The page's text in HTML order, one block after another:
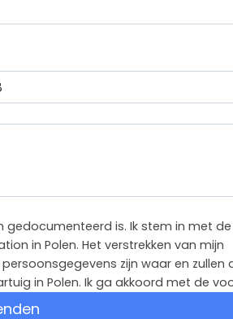
is. Ik stem in met de
in Polen. Het verstrekken van mijn
zijn waar en zullen
in Polen. Ik ga akkoord met de